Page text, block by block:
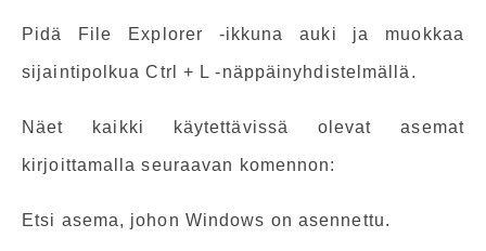
Pidä File Explorer -ikkuna auki ja muokkaa
sijaintipolkua Ctrl + L -näppäinyhdistelmällä.
Näet kaikki käytettävissä olevat asemat
kirjoittamalla seuraavan komennon:
Etsi asema, johon Windows on asennettu.